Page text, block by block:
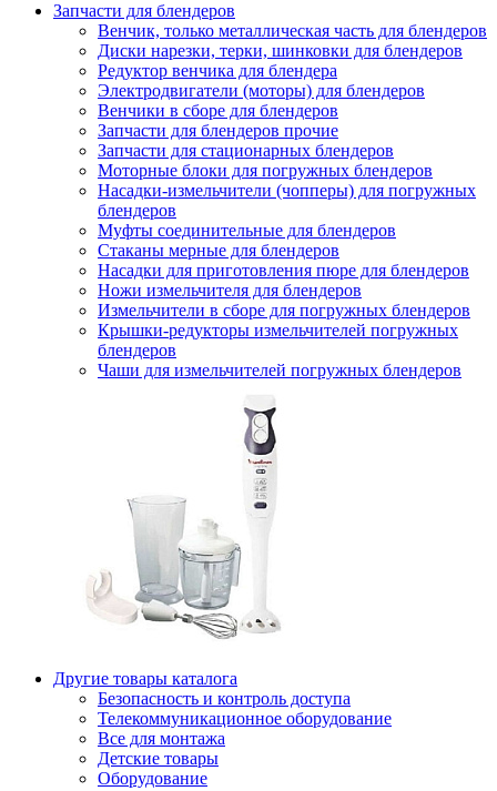
Запчасти для блендеров
Венчик, только металлическая часть для блендеров
Диски нарезки, терки, шинковки для блендеров
Редуктор венчика для блендера
Электродвигатели (моторы) для блендеров
Венчики в сборе для блендеров
Запчасти для блендеров прочие
Запчасти для стационарных блендеров
Моторные блоки для погружных блендеров
Насадки-измельчители (чопперы) для погружных
блендеров
Муфты соединительные для блендеров
Стаканы мерные для блендеров
Насадки для приготовления пюре для блендеров
Ножи измельчителя для блендеров
Измельчители в сборе для погружных блендеров
Крышки-редукторы измельчителей погружных
блендеров
Чаши для измельчителей погружных блендеров
Другие товары каталога
Безопасность и контроль доступа
Телекоммуникационное оборудование
Все для монтажа
Детские товары
Оборудование